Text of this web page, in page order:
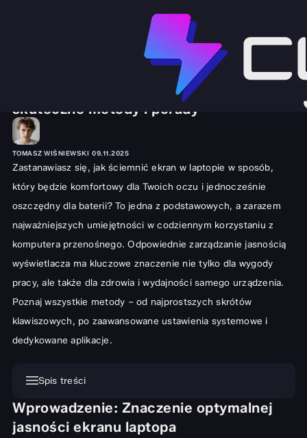
Jak ściemnić ekran w laptopie? Poznaj
skuteczne metody i porady
TOMASZ WIŚNIEWSKI 09.11.2025
Zastanawiasz się, jak ściemnić ekran w laptopie w sposób,
który będzie komfortowy dla Twoich oczu i jednocześnie
oszczędny dla baterii? To jedna z podstawowych, a zarazem
najważniejszych umiejętności w codziennym korzystaniu z
komputera przenośnego. Odpowiednie zarządzanie jasnością
wyświetlacza ma kluczowe znaczenie nie tylko dla wygody
pracy, ale także dla zdrowia i wydajności samego urządzenia.
Poznaj wszystkie metody – od najprostszych skrótów
klawiszowych, po zaawansowane ustawienia systemowe i
dedykowane aplikacje.
Spis treści
Wprowadzenie: Znaczenie optymalnej jasności ekranu laptopa
Podstawowe metody regulacji jasności: Szybko i skutecznie
Wprowadzenie: Znaczenie optymalnej
jasności ekranu laptopa